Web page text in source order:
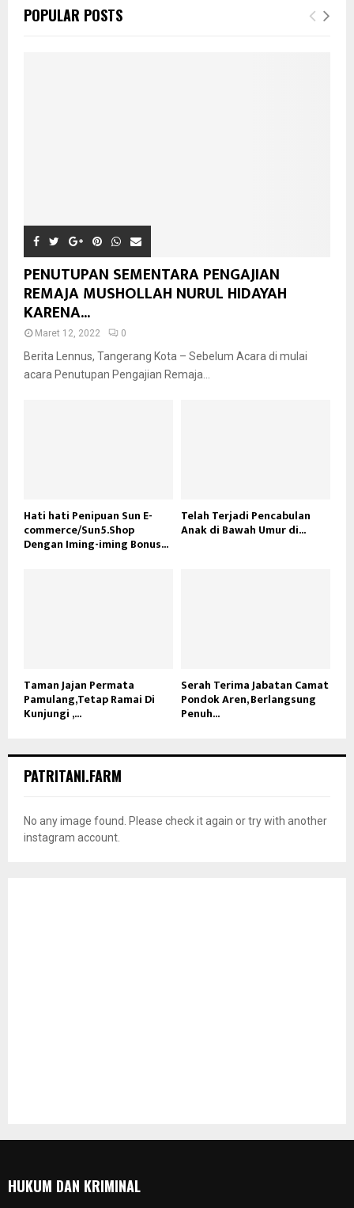
POPULAR POSTS
PENUTUPAN SEMENTARA PENGAJIAN
REMAJA MUSHOLLAH NURUL HIDAYAH
KARENA...
Maret 12, 2022 0
Berita Lennus, Tangerang Kota – Sebelum Acara di mulai
acara Penutupan Pengajian Remaja...
Hati hati Penipuan Sun E-
commerce/Sun5.Shop
Dengan Iming-iming Bonus...
Telah Terjadi Pencabulan
Anak di Bawah Umur di...
Taman Jajan Permata
Pamulang,Tetap Ramai Di
Kunjungi ,...
Serah Terima Jabatan Camat
Pondok Aren, Berlangsung
Penuh...
PATRITANI.FARM
No any image found. Please check it again or try with another
instagram account.
HUKUM DAN KRIMINAL